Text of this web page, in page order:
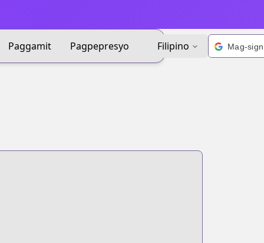
Paggamit Pagpepresyo Filipino